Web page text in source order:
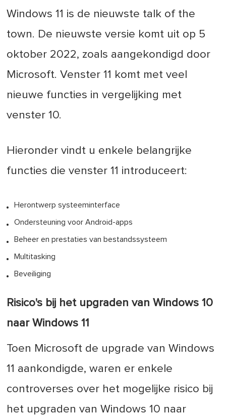
Windows 11 is de nieuwste talk of the
town. De nieuwste versie komt uit op 5
oktober 2022, zoals aangekondigd door
Microsoft. Venster 11 komt met veel
nieuwe functies in vergelijking met
venster 10.
Hieronder vindt u enkele belangrijke
functies die venster 11 introduceert:
Herontwerp systeeminterface
Ondersteuning voor Android-apps
Beheer en prestaties van bestandssysteem
Multitasking
Beveiliging
Risico's bij het upgraden van Windows 10
naar Windows 11
Toen Microsoft de upgrade van Windows
11 aankondigde, waren er enkele
controverses over het mogelijke risico bij
het upgraden van Windows 10 naar